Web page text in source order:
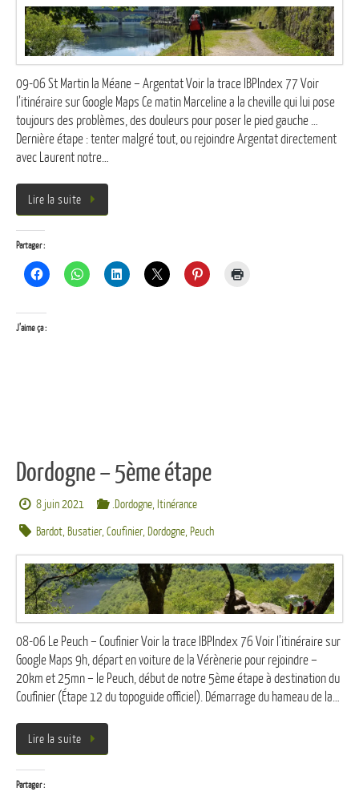
09-06 St Martin la Méane – Argentat Voir la trace IBPIndex 77 Voir
l’itinéraire sur Google Maps Ce matin Marceline a la cheville qui lui pose
toujours des problèmes, des douleurs pour poser le pied gauche …
Dernière étape : tenter malgré tout, ou rejoindre Argentat directement
avec Laurent notre…
Lire la suite
Partager :
J’aime ça :
Dordogne – 5ème étape
8 juin 2021 .Dordogne, Itinérance
Bardot, Busatier,Coufinier, Dordogne, Peuch
08-06 Le Peuch – Coufinier Voir la trace IBPIndex 76 Voir l’itinéraire sur
Google Maps 9h, départ en voiture de la Vérènerie pour rejoindre –
20km et 25mn – le Peuch, début de notre 5ème étape à destination du
Coufinier (Étape 12 du topoguide officiel). Démarrage du hameau de la…
Lire la suite
Partager :